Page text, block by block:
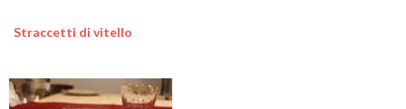
Straccetti di vitello